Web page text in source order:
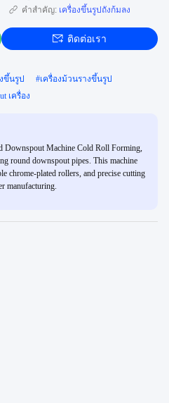
คำสำคัญ: เครื่องขึ้นรูปถังก้มลง
ติดต่อเรา
ขึ้นรูป #เครื่องม้วนรางขึ้นรูป
เครื่อง
Downspout Machine Cold Roll Forming,
round downspout pipes. This machine
chrome-plated rollers, and precise cutting
manufacturing.